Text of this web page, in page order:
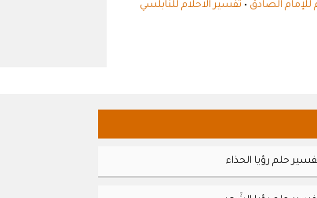
للإمام الصادق • تفسير الاحلام للنابلسي
حلم رؤيا الحذاء